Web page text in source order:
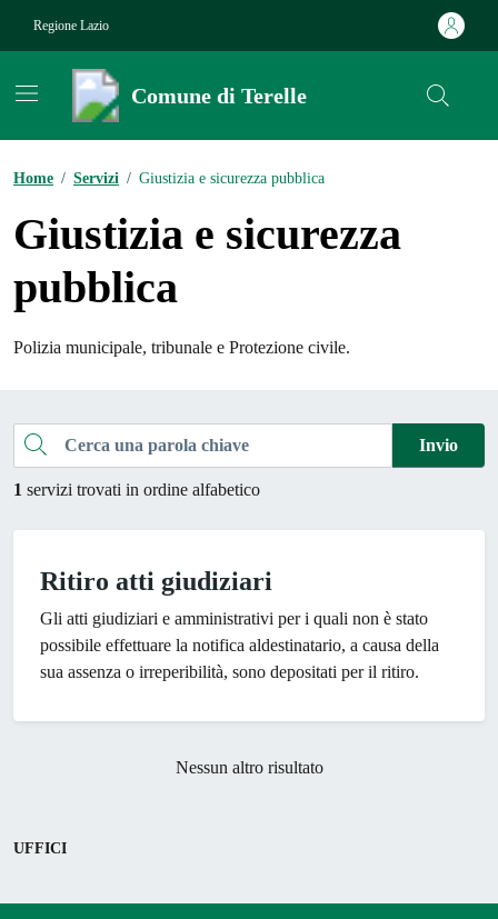
Regione Lazio
Comune di Terelle
Home / Servizi / Giustizia e sicurezza pubblica
Giustizia e sicurezza
pubblica
Polizia municipale, tribunale e Protezione civile.
Cerca una parola chiave Invio
1 servizi trovati in ordine alfabetico
Ritiro atti giudiziari
Gli atti giudiziari e amministrativi per i quali non è stato
possibile effettuare la notifica aldestinatario, a causa della
sua assenza o irreperibilità, sono depositati per il ritiro.
Nessun altro risultato
UFFICI